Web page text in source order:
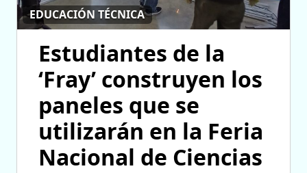
EDUCACIÓN TÉCNICA
Estudiantes de la
‘Fray’ construyen los
paneles que se
utilizarán en la Feria
Nacional de Ciencias